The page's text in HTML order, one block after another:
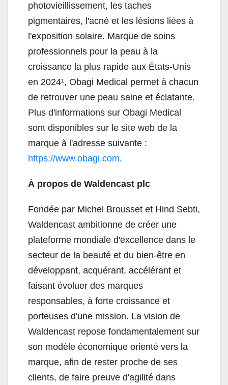
photovieillissement, les taches
pigmentaires, l'acné et les lésions liées à
l'exposition solaire. Marque de soins
professionnels pour la peau à la
croissance la plus rapide aux États-Unis
en 2024¹, Obagi Medical permet à chacun
de retrouver une peau saine et éclatante.
Plus d'informations sur Obagi Medical
sont disponibles sur le site web de la
marque à l'adresse suivante :
https://www.obagi.com.
À propos de Waldencast plc
Fondée par Michel Brousset et Hind Sebti,
Waldencast ambitionne de créer une
plateforme mondiale d'excellence dans le
secteur de la beauté et du bien-être en
développant, acquérant, accélérant et
faisant évoluer des marques
responsables, à forte croissance et
porteuses d'une mission. La vision de
Waldencast repose fondamentalement sur
son modèle économique orienté vers la
marque, afin de rester proche de ses
clients, de faire preuve d'agilité dans